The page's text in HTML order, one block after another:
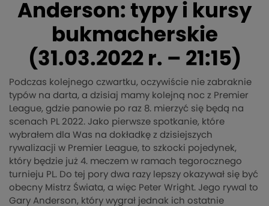
Anderson: typy i kursy
bukmacherskie
(31.03.2022 r. – 21:15)
Podczas kolejnego czwartku, oczywiście nie zabraknie
typów na darta, a dzisiaj mamy kolejną noc z Premier
League, gdzie panowie po raz 8. mierzyć się będą na
scenach PL 2022. Jako pierwsze spotkanie, które
wybrałem dla Was na dokładkę z dzisiejszych
rywalizacji w Premier League, to szkocki pojedynek,
który będzie już 4. meczem w ramach tegorocznego
turnieju PL. Do tej pory dwa razy lepszy okazywał się być
obecny Mistrz Świata, a więc Peter Wright. Jego rywal to
Gary Anderson, który wygrał jednak ich ostatnie